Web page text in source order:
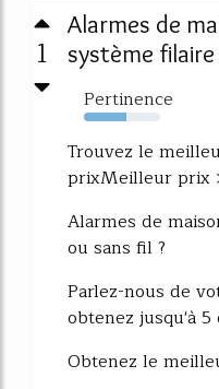
1
Alarmes de
système
Pertinence
55%
Trouvez le
prixMeilleur prix
Alarmes de
ou sans fil ?
Parlez-nous de
obtenez jusqu'à
Obtenez le